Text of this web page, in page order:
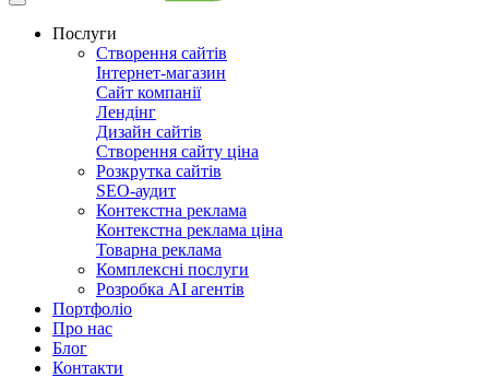
Toggle
navigationПослуги
Створення сайтів
Інтернет-магазин
Сайт компанії
Лендінг
Дизайн сайтів
Створення сайту ціна
Розкрутка сайтів
SEO-аудит
Контекстна реклама
Контекстна реклама ціна
Товарна реклама
Комплексні послуги
Розробка АІ агентів
Портфоліо
Про нас
Блог
Контакти